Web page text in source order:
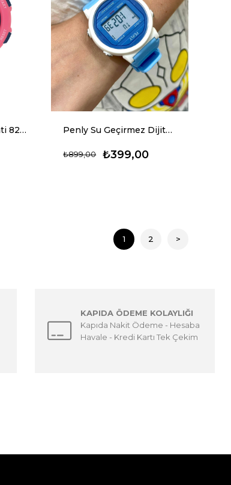
Penly Dijital Kol Saati 8217 Model Pembe +4 Renk Kronometre-Alarmlı 5ATM Su Geçirmez Penly Su Geçirmez Dijital Çocuk Kol Saati 219 Model Lacivert +4 Renk Kronometre-Alarmlı 5ATM
₺399,00
₺899,00
1 2 >
KAPIDA ÖDEME KOLAYLIĞI
Kapıda Nakit Ödeme - Hesaba
Havale - Kredi Kartı Tek Çekim